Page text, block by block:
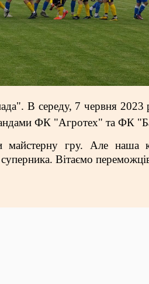
В середу, 7 червня 2023
ФК "Агротех" та ФК
майстерну гру. Але наша
Вітаємо